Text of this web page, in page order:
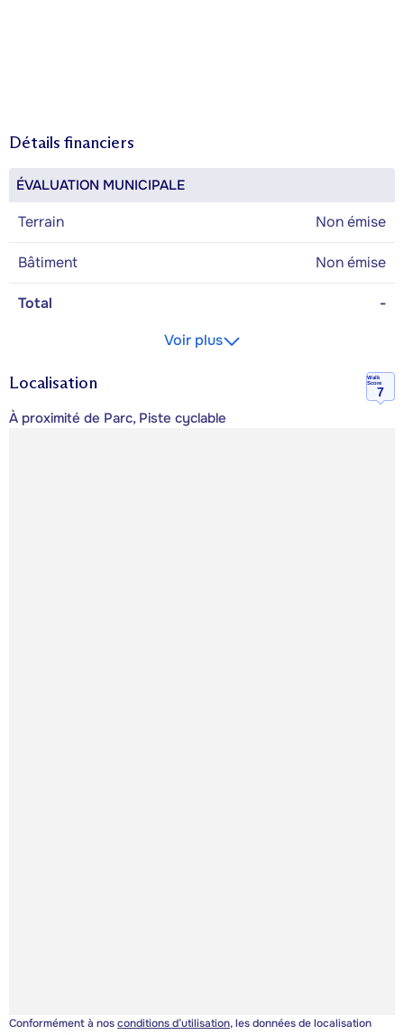
Détails financiers
ÉVALUATION MUNICIPALE
Terrain Non émise
Bâtiment Non émise
Total
-
Voir plus
Localisation
Walk
Score
7
À proximité de Parc, Piste cyclable
Conformément à nosconditions d’utilisation, les données de localisation